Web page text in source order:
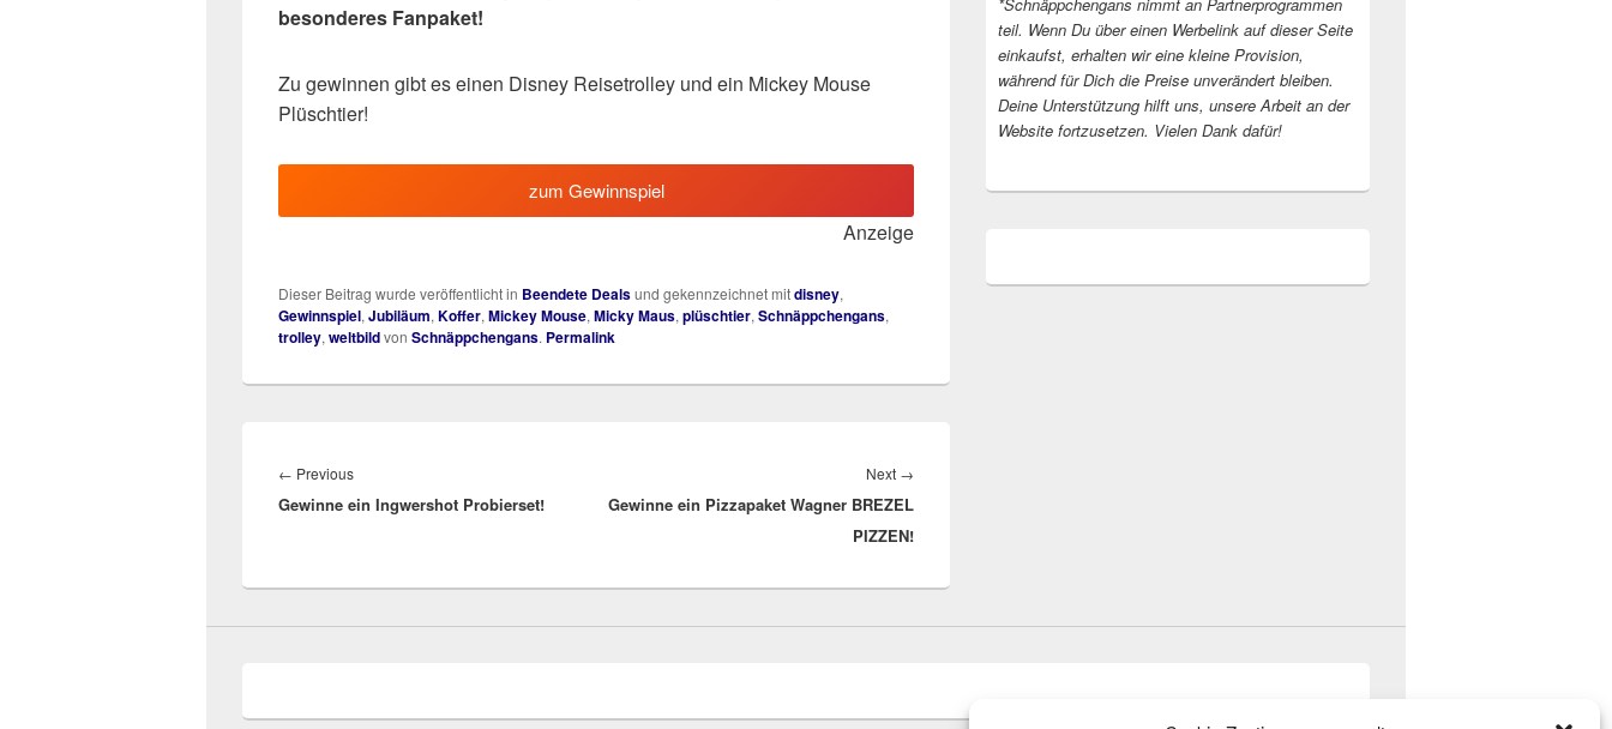
besonderes Fanpaket!
Zu gewinnen gibt es einen Disney Reisetrolley und ein Mickey Mouse
Plüschtier!
zum Gewinnspiel
Anzeige
Dieser Beitrag wurde veröffentlicht in Beendete Dealsund gekennzeichnet mitdisney,
Gewinnspiel, Jubiläum, Koffer, Mickey Mouse, Micky Maus, plüschtier, Schnäppchengans,
trolley, weltbildvon Schnäppchengans. Permalink
← PreviousPrevious
post:
Gewinne ein Ingwershot Probierset!
Next →
Gewinne ein Pizzapaket Wagner BREZEL
PIZZEN!
teil. Wenn Du über einen Werbelink auf dieser Seite
einkaufst, erhalten wir eine kleine Provision,
während für Dich die Preise unverändert bleiben.
Deine Unterstützung hilft uns, unsere Arbeit an der
Website fortzusetzen. Vielen Dank dafür!